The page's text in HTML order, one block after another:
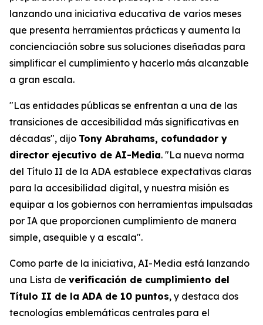
lanzando una iniciativa educativa de varios meses
que presenta herramientas prácticas y aumenta la
concienciación sobre sus soluciones diseñadas para
simplificar el cumplimiento y hacerlo más alcanzable
a gran escala.
"Las entidades públicas se enfrentan a una de las
transiciones de accesibilidad más significativas en
décadas", dijo Tony Abrahams, cofundador y
director ejecutivo de AI-Media. "La nueva norma
del Título II de la ADA establece expectativas claras
para la accesibilidad digital, y nuestra misión es
equipar a los gobiernos con herramientas impulsadas
por IA que proporcionen cumplimiento de manera
simple, asequible y a escala".
Como parte de la iniciativa, AI-Media está lanzando
una Lista de verificación de cumplimiento del
Título II de la ADA de 10 puntos, y destaca dos
tecnologías emblemáticas centrales para el